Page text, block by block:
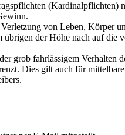
(Kardinalpflichten)
von Leben, Körper
der Höhe nach auf die
grob fahrlässigem Verhalten
Dies gilt auch für